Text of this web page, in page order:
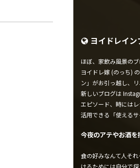
ヨイドレイ
ほぼ、家飲み風景のブ
ヨイドレ嫁 (のっち)
ン」がお引っ越し、
新しいブログは
エピソード、時には
活用できる「使えるサ
今夜のアテやお酒
食の好みなんて人そ
けるためには自分で探